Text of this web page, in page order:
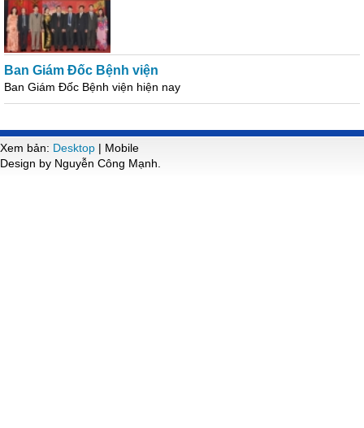
Ban Giám Đốc Bệnh viện
Ban Giám Đốc Bệnh viện hiện nay
Xem bản: Desktop | Mobile
Design by Nguyễn Công Mạnh.